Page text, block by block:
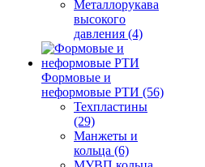
Металлорукава
высокого
давления (4)
Формовые и
неформовые РТИ (56)
Техпластины
(29)
Манжеты и
кольца (6)